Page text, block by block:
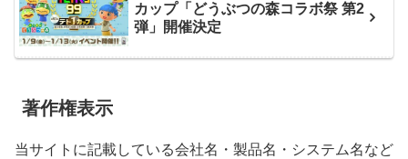
カップ「どうぶつの森コラボ祭 第2
弾」開催決定
著作権表示
当サイトに記載している会社名・製品名・システム名など